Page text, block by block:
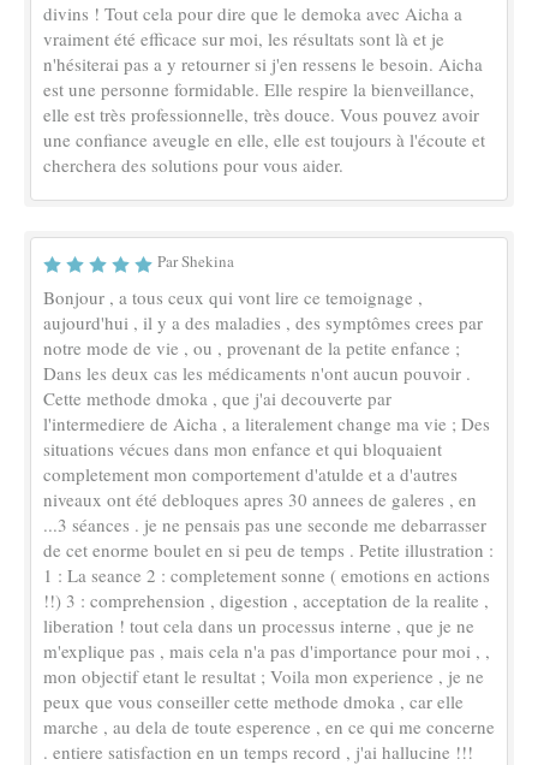
divins ! Tout cela pour dire que le demoka avec Aicha a
vraiment été efficace sur moi, les résultats sont là et je
n'hésiterai pas a y retourner si j'en ressens le besoin. Aicha
est une personne formidable. Elle respire la bienveillance,
elle est très professionnelle, très douce. Vous pouvez avoir
une confiance aveugle en elle, elle est toujours à l'écoute et
cherchera des solutions pour vous aider.
Par Shekina
Bonjour , a tous ceux qui vont lire ce temoignage ,
aujourd'hui , il y a des maladies , des symptômes crees par
notre mode de vie , ou , provenant de la petite enfance ;
Dans les deux cas les médicaments n'ont aucun pouvoir .
Cette methode dmoka , que j'ai decouverte par
l'intermediere de Aicha , a literalement change ma vie ; Des
situations vécues dans mon enfance et qui bloquaient
completement mon comportement d'atulde et a d'autres
niveaux ont été debloques apres 30 annees de galeres , en
...3 séances . je ne pensais pas une seconde me debarrasser
de cet enorme boulet en si peu de temps . Petite illustration :
1 : La seance 2 : completement sonne ( emotions en actions
!!) 3 : comprehension , digestion , acceptation de la realite ,
liberation ! tout cela dans un processus interne , que je ne
m'explique pas , mais cela n'a pas d'importance pour moi , ,
mon objectif etant le resultat ; Voila mon experience , je ne
peux que vous conseiller cette methode dmoka , car elle
marche , au dela de toute esperence , en ce qui me concerne
. entiere satisfaction en un temps record , j'ai hallucine !!!